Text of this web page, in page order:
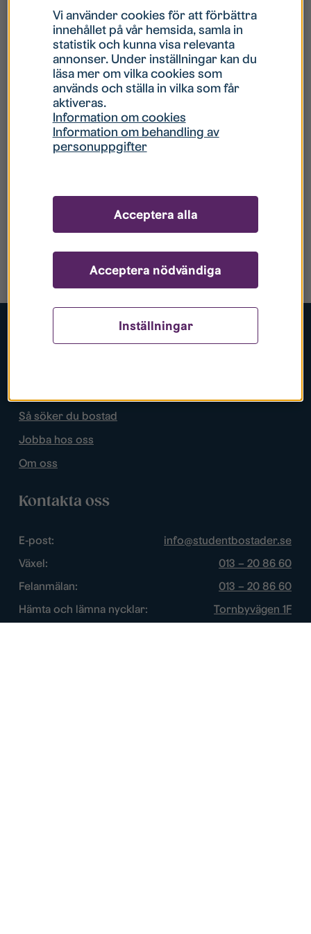
Populära sidor
Så söker du bostad
Jobba hos oss
Om oss
Kontakta oss
E-post:
info@studentbostader.se
Växel:
013 – 20 86 60
Felanmälan:
013 – 20 86 60
Hämta och lämna nycklar:
Tornbyvägen 1F
Vi använder cookies för att förbättra
innehållet på vår hemsida, samla in
statistik och kunna visa relevanta
annonser. Under inställningar kan du
läsa mer om vilka cookies som
används och ställa in vilka som får
aktiveras.
Information om cookies
Information om behandling av
personuppgifter
Inställningar
Acceptera nödvändiga
Acceptera alla